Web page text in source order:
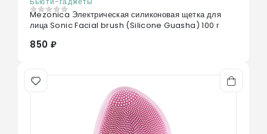
0из 5
Mezonica Электрическая силиконовая щетка для
лица Sonic Facial brush (Silicone Guasha) 100 г
850 ₽